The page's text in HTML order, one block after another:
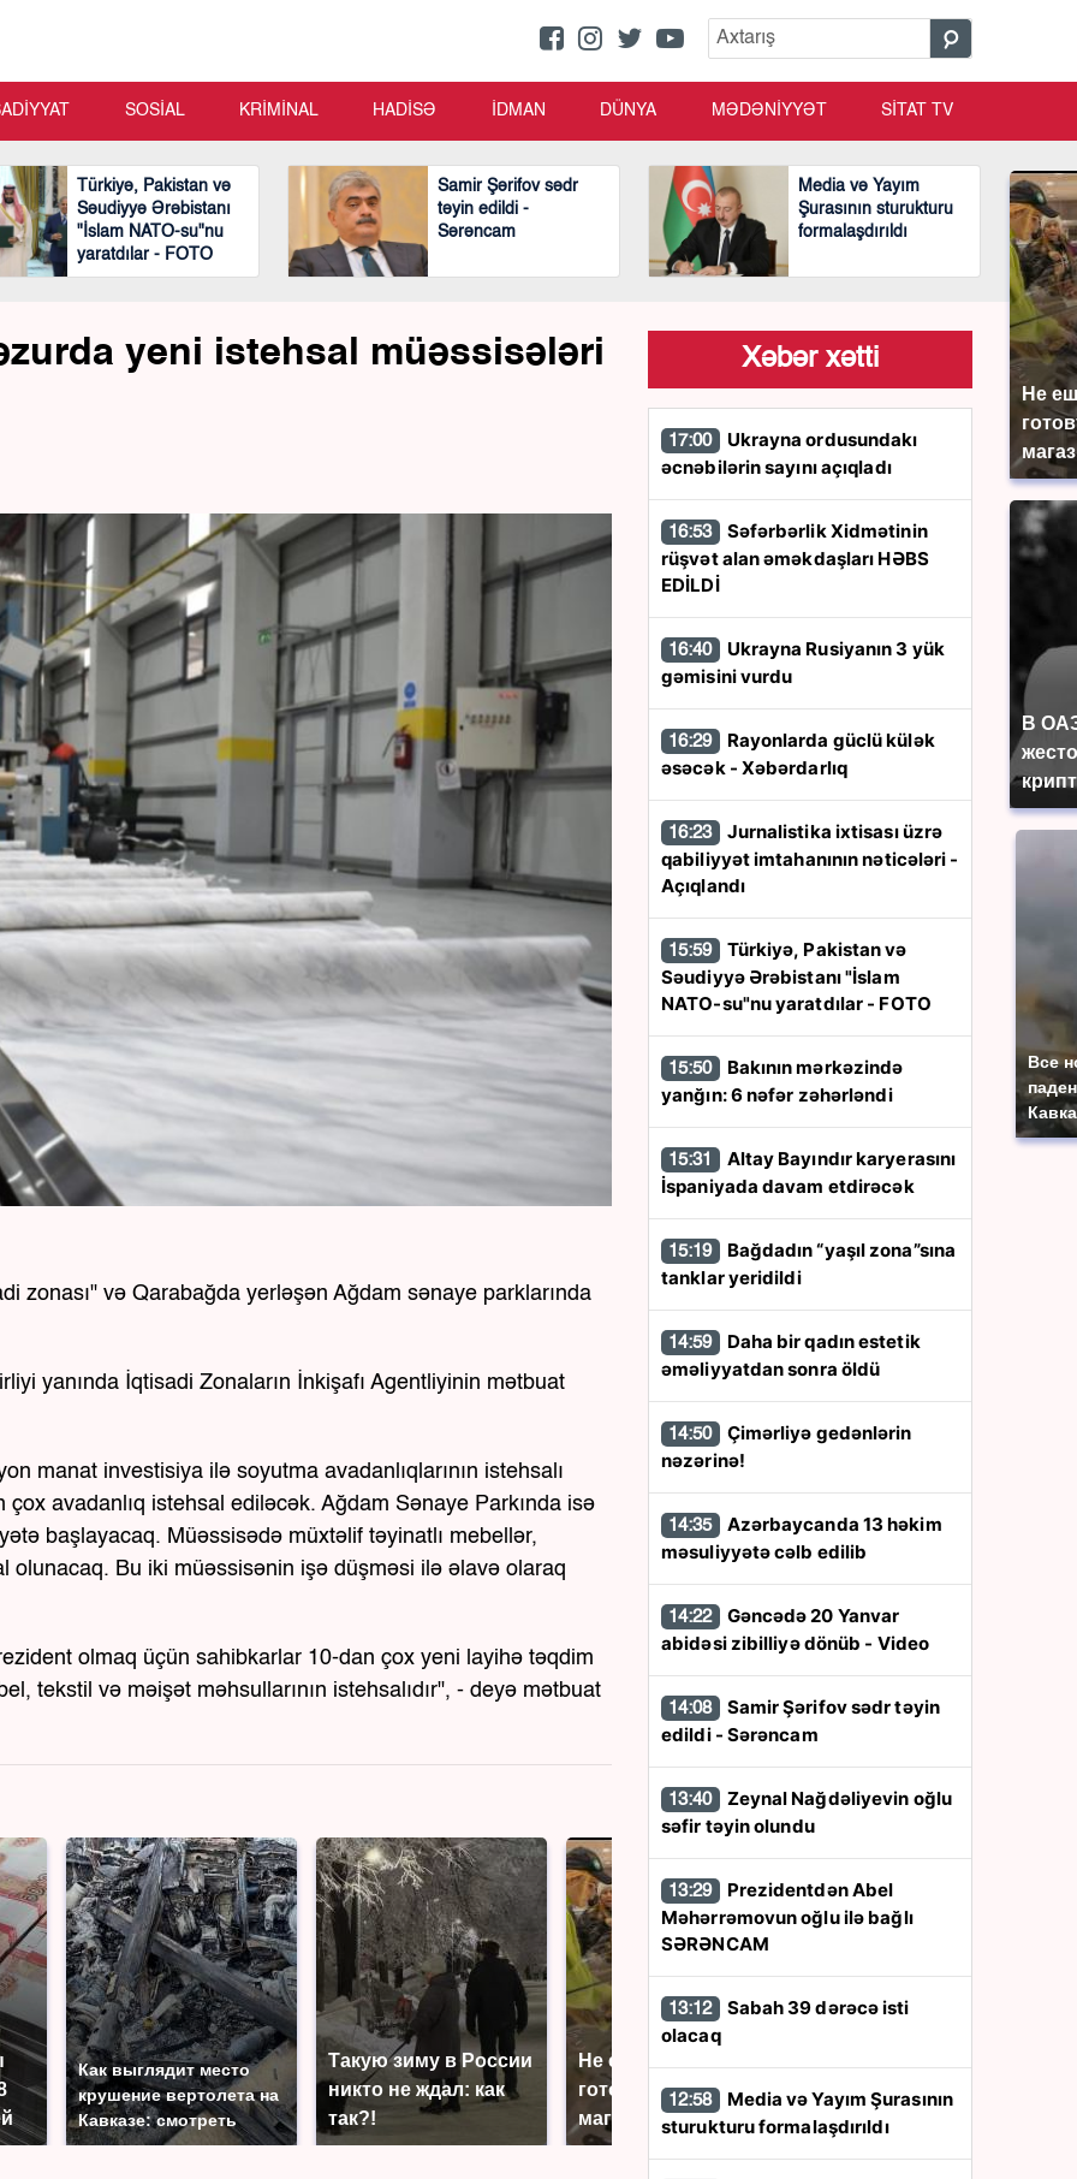
Не
В
Все
SOSİAL KRİMİNAL HADİSƏ İDMAN DÜNYA MƏDƏNİYYƏT SİTAT TV
Türkiyə, Pakistan və
Səudiyyə Ərəbistanı
"İslam NATO-su"nu
yaratdılar - FOTO
Samir Şərifov sədr
təyin edildi -
Sərəncam
Media və Yayım
Şurasının sturukturu
formalaşdırıldı
yeni istehsal müəssisələri
zonası" və Qarabağda yerləşən Ağdam sənaye parklarında
yanında İqtisadi Zonaların İnkişafı Agentliyinin mətbuat
manat investisiya ilə soyutma avadanlıqlarının istehsalı
avadanlıq istehsal ediləcək. Ağdam Sənaye Parkında isə
başlayacaq. Müəssisədə müxtəlif təyinatlı mebellər,
olunacaq. Bu iki müəssisənin işə düşməsi ilə əlavə olaraq
olmaq üçün sahibkarlar 10-dan çox yeni layihə təqdim
tekstil və məişət məhsullarının istehsalıdır", - deyə mətbuat
Как выглядит место
крушение вертолета на
Кавказе: смотреть
Такую зиму в России
никто не ждал: как
так?!
Не ешьте эту
готовую еду из
магазина: список
жестокое убийство
криптомиллионера
Xəbər xətti
17:00
əcnəbilərin sayını açıqladı
16:53
rüşvət alan əməkdaşları HƏBS
EDİLDİ
16:40
gəmisini vurdu
16:29
əsəcək - Xəbərdarlıq
16:23
qabiliyyət imtahanının nəticələri -
Açıqlandı
15:59
Səudiyyə Ərəbistanı "İslam
NATO-su"nu yaratdılar - FOTO
15:50
yanğın: 6 nəfər zəhərləndi
15:31
İspaniyada davam etdirəcək
15:19
tanklar yeridildi
14:59
əməliyyatdan sonra öldü
14:50
nəzərinə!
14:35
məsuliyyətə cəlb edilib
14:22
abidəsi zibilliyə dönüb - Video
14:08
edildi - Sərəncam
13:40
səfir təyin olundu
13:29
Məhərrəmovun oğlu ilə bağlı
SƏRƏNCAM
13:12
olacaq
12:58
sturukturu formalaşdırıldı